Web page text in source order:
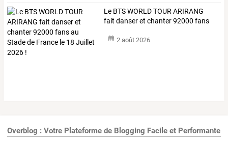
Le BTSWORLDTOURARIRANG
fait danseret chanter92000 fans
2 août 2026
Overblog : Votre Plateforme de Blogging Facile et Performante